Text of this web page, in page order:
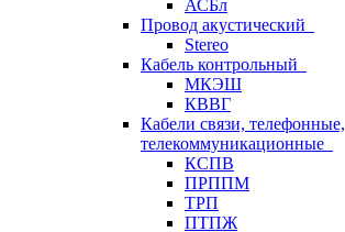
АСБл
Провод акустический
Stereo
Кабель контрольный
МКЭШ
КВВГ
Кабели связи, телефонные,
телекоммуникационные
КСПВ
ПРППМ
ТРП
ПТПЖ